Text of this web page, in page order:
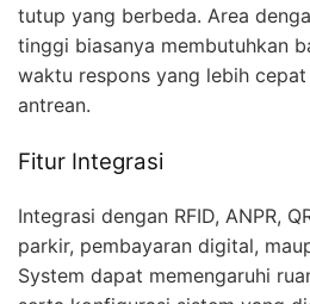
tutup yang berbeda. Area
tinggi biasanya membutuhkan
waktu respons yang lebih
antrean.
Fitur Integrasi
Integrasi dengan RFID, ANPR,
parkir, pembayaran digital,
System dapat memengaruhi